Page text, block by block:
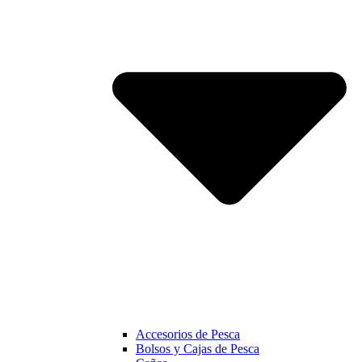
Accesorios de Pesca
Bolsos y Cajas de Pesca